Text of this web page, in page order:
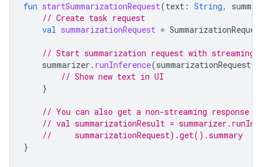
fun startSummarizationRequest(text : String,
// Create task request
val summarizationRequest =
// Start summarization request with streaming
summarizer . runInference(summarizationRequest
// Show new text in UI
}
// You can also get a non-streaming response
// val summarizationResult =
//     summarizationRequest).get().summary
}